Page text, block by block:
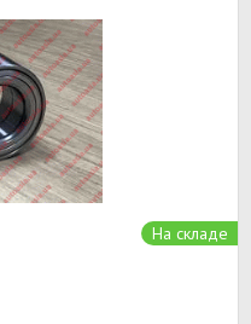
На складе